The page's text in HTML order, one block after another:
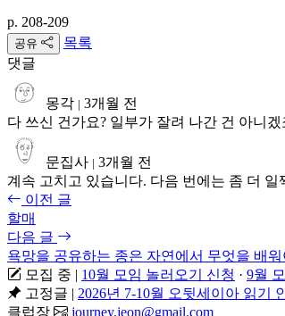
p. 208-209
공유
목록
댓글
몽각 | 3개월 전
다 쓰신 건가요? 일부가 잘려 나간 건 아니
문집사 | 3개월 전
계속 고치고 있습니다. 다음 번에는 좀 더
이전 글
할매
다음 글
욕망을 공유하는 종은 자연에서 무엇을 배
모집 중 | 10월 모임 놀러오기 신청 · 9월
고정글 | 2026년 7-10월 오뒷세이아 읽기
클럽장
journey.jeon@gmail.com